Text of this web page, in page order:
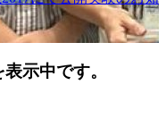
示中です。